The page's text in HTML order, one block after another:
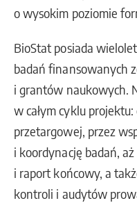
o wysokim poziomie
BioStat posiada
badań finansowanych
i grantów naukowych.
w całym cyklu
przetargowej, przez
i koordynację badań,
i raport końcowy, a
kontroli i audytów